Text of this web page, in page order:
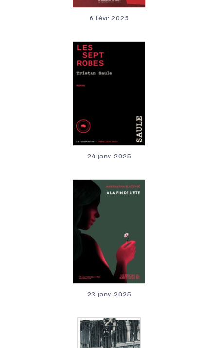
6 févr. 2025
24 janv. 2025
23 janv. 2025